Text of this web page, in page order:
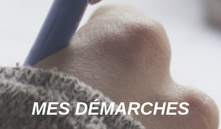
MES DÉMARCHES